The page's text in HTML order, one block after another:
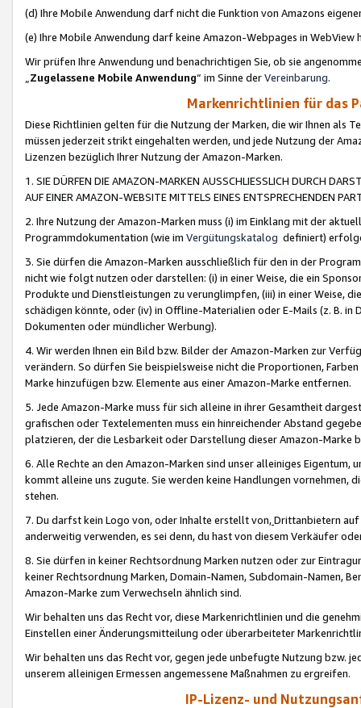
(d) Ihre Mobile Anwendung darf nicht die Funktion von Amazons
(e) Ihre Mobile Anwendung darf keine Amazon-Webpages in WebView
Wir prüfen Ihre Anwendung und benachrichtigen Sie, ob sie
„Zugelassene Mobile Anwendung“ im Sinne derVereinbarung.
Markenrichtlinien für das
Diese Richtlinien gelten für die Nutzung der Marken, die wir Ihnen als
müssen jederzeit strikt eingehalten werden, und jede Nutzung der
Lizenzen bezüglich Ihrer Nutzung der Amazon-Marken.
1. SIE DÜRFEN DIE AMAZON-MARKEN AUSSCHLIESSLICH DURCH
AUF EINER AMAZON-WEBSITE MITTELS EINES ENTSPRECHENDEN
2. Ihre Nutzung der Amazon-Marken muss (i) im Einklang mit der
Programmdokumentation (wie im Vergütungskatalog definiert)
3. Sie dürfen die Amazon-Marken ausschließlich für den in der
nicht wie folgt nutzen oder darstellen: (i) in einer Weise, die ein
Produkte und Dienstleistungen zu verunglimpfen, (iii) in einer Weise,
schädigen könnte, oder (iv) in Offline-Materialien oder E-Mails (z. B. in
Dokumenten oder mündlicher Werbung).
4. Wir werden Ihnen ein Bild bzw. Bilder der Amazon-Marken zur
verändern. So dürfen Sie beispielsweise nicht die Proportionen,
Marke hinzufügen bzw. Elemente aus einer Amazon-Marke entfernen.
5. Jede Amazon-Marke muss für sich alleine in ihrer Gesamtheit
grafischen oder Textelementen muss ein hinreichender Abstand
platzieren, der die Lesbarkeit oder Darstellung dieser Amazon-Marke
6. Alle Rechte an den Amazon-Marken sind unser alleiniges
kommt alleine uns zugute. Sie werden keine Handlungen vornehmen,
stehen.
7. Du darfst kein Logo von, oder Inhalte erstellt von,Drittanbietern auf
anderweitig verwenden, es sei denn, du hast von diesem Verkäufer
8. Sie dürfen in keiner Rechtsordnung Marken nutzen oder zur
keiner Rechtsordnung Marken, Domain-Namen, Subdomain-Namen,
Amazon-Marke zum Verwechseln ähnlich sind.
Wir behalten uns das Recht vor, diese Markenrichtlinien und die
Einstellen einer Änderungsmitteilung oder überarbeiteter
Wir behalten uns das Recht vor, gegen jede unbefugte Nutzung bzw.
unserem alleinigen Ermessen angemessene Maßnahmen zu ergreifen.
IP-Lizenz- und